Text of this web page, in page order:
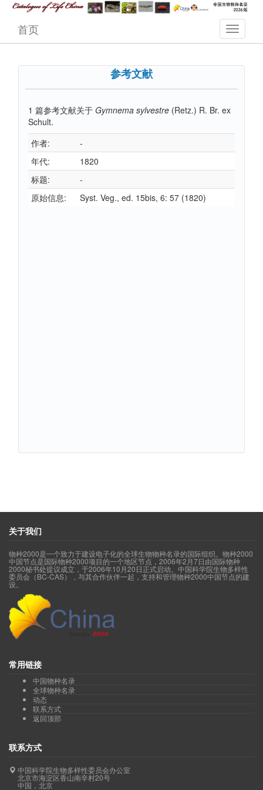
首页
参考文献
1 篇参考文献关于 Gymnema sylvestre (Retz.) R. Br. ex
Schult.
作者:
-
年代:
1820
标题:
-
原始信息:
Syst. Veg., ed. 15bis, 6: 57 (1820)
关于我们
物种2000是一个致力于建设电子化的全球生物物种名录的国际组织。物种2000
中国节点是国际物种2000项目的一个地区节点，2006年2月7日由国际物种
2000秘书处提议成立，于2006年10月20日正式启动。中国科学院生物多样性
委员会（BC-CAS），与其合作伙伴一起，支持和管理物种2000中国节点的建
设。
常用链接
中国物种名录
全球物种名录
动态
联系方式
返回顶部
联系方式
中国科学院生物多样性委员会办公室
北京市海淀区香山南辛村20号
中国，北京